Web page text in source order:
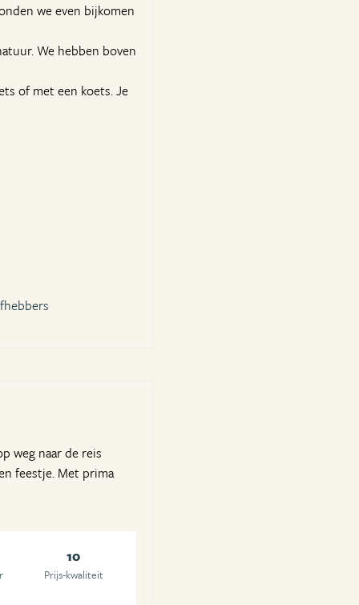
we even bijkomen
We hebben boven
of met een koets. Je
weg naar de reis
feestje. Met prima
10
Prijs-kwaliteit